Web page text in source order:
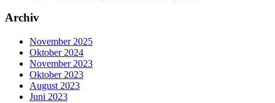
Archiv
November 2025
Oktober 2024
November 2023
Oktober 2023
August 2023
Juni 2023